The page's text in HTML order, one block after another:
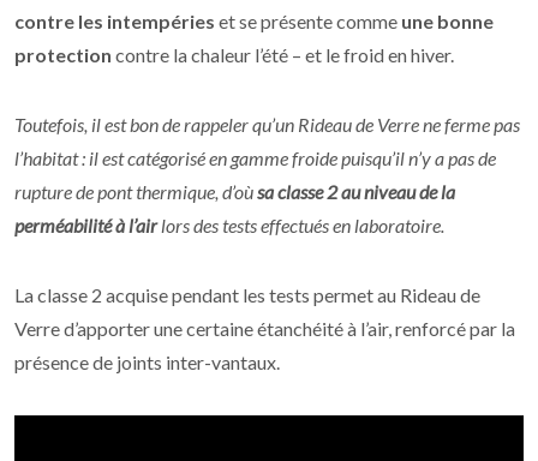
contre les intempéries et se présente comme une bonne
protection contre la chaleur l’été – et le froid en hiver.
Toutefois, il est bon de rappeler qu’un Rideau de Verre ne ferme pas
l’habitat : il est catégorisé en gamme froide puisqu’il n’y a pas de
rupture de pont thermique, d’oùsa classe 2 au niveau de la
perméabilité à l’airlors des tests effectués en laboratoire.
La classe 2 acquise pendant les tests permet au Rideau de
Verre d’apporter une certaine étanchéité à l’air, renforcé par la
présence de joints inter-vantaux.